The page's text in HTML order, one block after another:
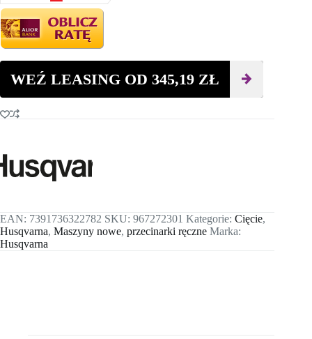
K 970
Ring
370mm
WEŹ LEASING OD 345,19 ZŁ
EAN: 7391736322782 SKU: 967272301 Kategorie: Cięcie,
Husqvarna, Maszyny nowe, przecinarki ręczne Marka:
Husqvarna